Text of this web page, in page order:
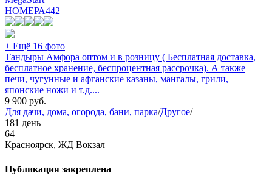
НОМЕРА442
+ Ещё 16 фото
Тандыры Амфора оптом и в розницу ( Бесплатная доставка,
бесплатное хранение, беспроцентная рассрочка). А также
печи, чугунные и афганские казаны, мангалы, грили,
японские ножи и т.д....
9 900 руб.
Для дачи, дома, огорода, бани, парка/Другое/
181 день
64
Красноярск, ЖД Вокзал
Публикация закреплена